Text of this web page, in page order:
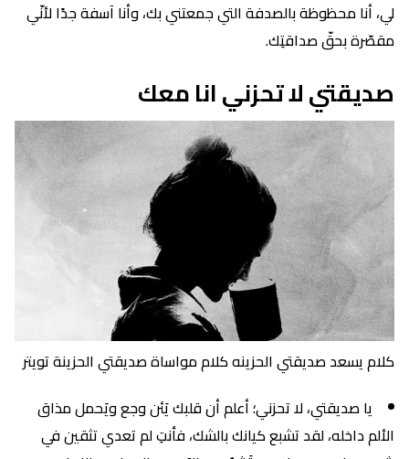
لي، أنا محظوظة بالصدفة التي جمعتني بك، وأنا آسفة جدًا لأنّي
مقصّرة بحقّ صداقتِك.
صديقتي لا تحزني انا معك
كلام يسعد صديقتي الحزينه كلام مواساة صديقتي الحزينة تويتر
يا صديقتي، لا تحزني؛ أعلم أن قلبك يَئن وجع ويَحمل مذاق
الألم داخله، لقد تشبع كيانك بالشك، فأنتِ لم تعدي تثقين في